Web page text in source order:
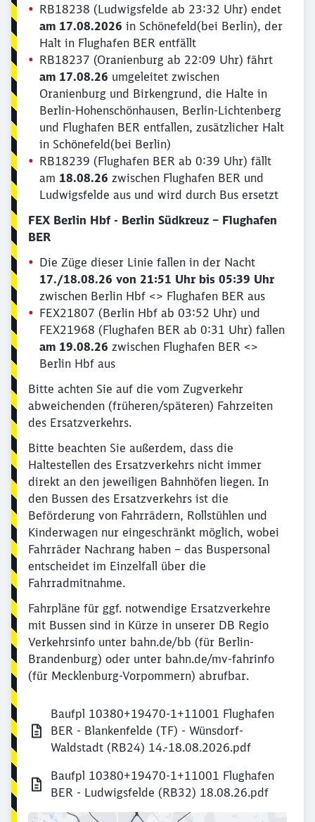
RB18238 (Ludwigsfelde ab 23:32 Uhr) endet
am 17.08.2026 in Schönefeld(bei Berlin), der
Halt in Flughafen BER entfällt
RB18237 (Oranienburg ab 22:09 Uhr) fährt
am 17.08.26 umgeleitet zwischen
Oranienburg und Birkengrund, die Halte in
Berlin-Hohenschönhausen, Berlin-Lichtenberg
und Flughafen BER entfallen, zusätzlicher Halt
in Schönefeld(bei Berlin)
RB18239 (Flughafen BER ab 0:39 Uhr) fällt
am 18.08.26 zwischen Flughafen BER und
Ludwigsfelde aus und wird durch Bus ersetzt
FEX Berlin Hbf - Berlin Südkreuz – Flughafen
BER
Die Züge dieser Linie fallen in der Nacht
17./18.08.26 von 21:51 Uhr bis 05:39 Uhr
zwischen Berlin Hbf <> Flughafen BER aus
FEX21807 (Berlin Hbf ab 03:52 Uhr) und
FEX21968 (Flughafen BER ab 0:31 Uhr) fallen
am 19.08.26 zwischen Flughafen BER <>
Berlin Hbf aus
Bitte achten Sie auf die vom Zugverkehr
abweichenden (früheren/späteren) Fahrzeiten
des Ersatzverkehrs.
Bitte beachten Sie außerdem, dass die
Haltestellen des Ersatzverkehrs nicht immer
direkt an den jeweiligen Bahnhöfen liegen. In
den Bussen des Ersatzverkehrs ist die
Beförderung von Fahrrädern, Rollstühlen und
Kinderwagen nur eingeschränkt möglich, wobei
Fahrräder Nachrang haben – das Buspersonal
entscheidet im Einzelfall über die
Fahrradmitnahme.
Fahrpläne für ggf. notwendige Ersatzverkehre
mit Bussen sind in Kürze in unserer DB Regio
Verkehrsinfo unter bahn.de/bb (für Berlin-
Brandenburg) oder unter bahn.de/mv-fahrinfo
(für Mecklenburg-Vorpommern) abrufbar.
Baufpl 10380+19470-1+11001 Flughafen
BER - Blankenfelde (TF) - Wünsdorf-
Waldstadt (RB24) 14.-18.08.2026.pdf
Baufpl 10380+19470-1+11001 Flughafen
BER - Ludwigsfelde (RB32) 18.08.26.pdf
Schließen
werden?